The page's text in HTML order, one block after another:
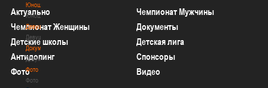
Юноши
Юноши
Девушки
Девушки
Документы
Документы
Фото
Фото
Актуально
Чемпионат Мужчины
Чемпионат Женщины
Документы
Детские школы
Детская лига
Антидопинг
Спонсоры
Фото
Видео